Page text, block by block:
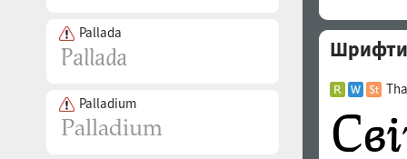
Pallada
Palladium
Шрифти